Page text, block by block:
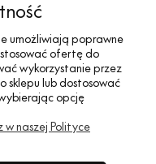
STRONY
umożliwiają poprawne
ofertę do
wykorzystanie przez
sklepu lub dostosować
opcję
w naszej Polityce